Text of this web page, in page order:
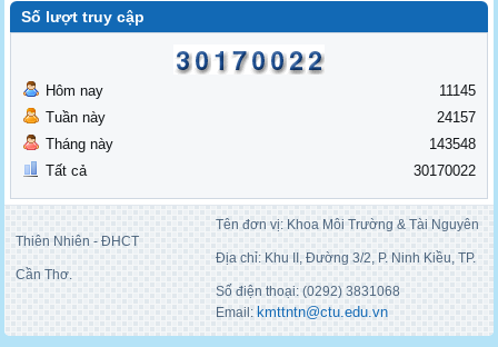
Số lượt truy cập
Hôm nay
Tuần này
Tháng này
Tất cả
11145
24157
143548
30170022
Tên đơn vị: Khoa Môi Trường & Tài Nguyên
Thiên Nhiên - ĐHCT
Địa chỉ: Khu II, Đường 3/2, P. Ninh Kiều, TP.
Cần Thơ.
Số điện thoại: (0292) 3831068
Email: kmttntn@ctu.edu.vn